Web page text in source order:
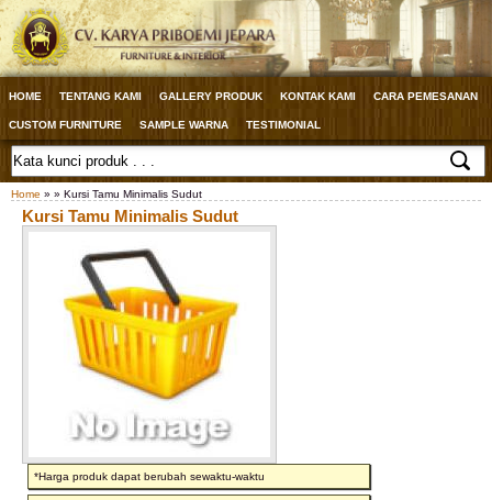
HOME TENTANG KAMI GALLERY PRODUK KONTAK KAMI CARA PEMESANAN
CUSTOM FURNITURE SAMPLE WARNA TESTIMONIAL
Home » » Kursi Tamu Minimalis Sudut
Kursi Tamu Minimalis Sudut
*Harga produk dapat berubah sewaktu-waktu